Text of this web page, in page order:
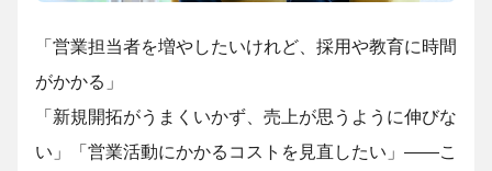
「営業担当者を増やしたいけれど、採用や教育に時間
がかかる」
「新規開拓がうまくいかず、売上が思うように伸びな
い」「営業活動にかかるコストを見直したい」――こ